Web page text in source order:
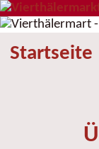
Startseite